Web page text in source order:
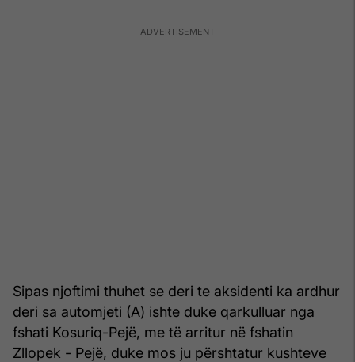
Sipas njoftimi thuhet se deri te aksidenti ka ardhur
deri sa automjeti (A) ishte duke qarkulluar nga
fshati Kosuriq-Pejë, me të arritur në fshatin
Zllopek - Pejë, duke mos ju përshtatur kushteve